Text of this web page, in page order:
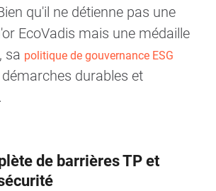
qu'il ne détienne pas une
EcoVadis mais une médaille
sa politique de gouvernance ESG
durables et
de barrières TP et